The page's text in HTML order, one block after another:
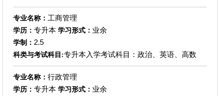
专业名称： 工商管理
学历： 专升本 学习形式： 业余
学制： 2.5
科类与考试科目:专升本入学考试科目：政治、英语、高数
专业名称： 行政管理
学历： 专升本 学习形式： 业余